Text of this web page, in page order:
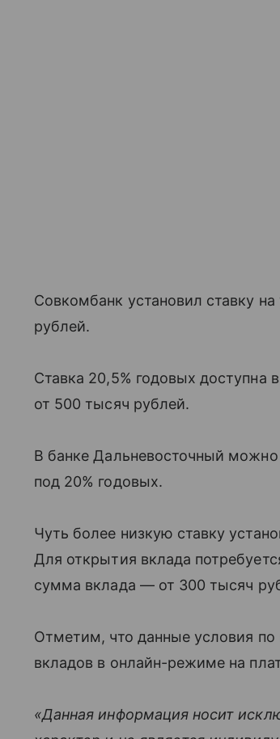
Совкомбанк установил ставку
рублей.
Ставка 20,5% годовых
от 500 тысяч рублей.
В банке Дальневосточный
под 20% годовых.
Чуть более низкую ставку
Для открытия вклада
сумма вклада — от 300 тысяч
Отметим, что данные условия
вкладов в онлайн-режиме на
«Данная информация носит